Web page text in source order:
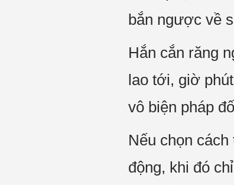
bắn ngược về
Hắn cắn răng
lao tới, giờ
vô biện pháp
Nếu chọn
động, khi đó